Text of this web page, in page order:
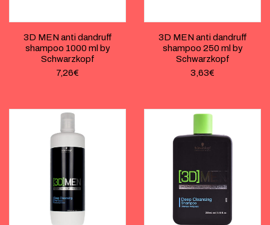
3D MEN anti dandruff
shampoo 1000 ml by
Schwarzkopf
7,26€
3D MEN anti dandruff
shampoo 250 ml by
Schwarzkopf
3,63€